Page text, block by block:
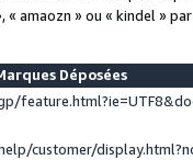
« amaozn » ou « kindel »
Déposées
customer/